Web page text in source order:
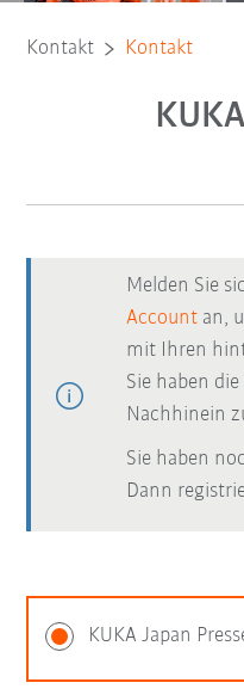
Kontakt Kontakt
Melden Sie
Account an,
mit Ihren
Sie haben
Nachhinein
Sie haben
Dann
KUKA Japan